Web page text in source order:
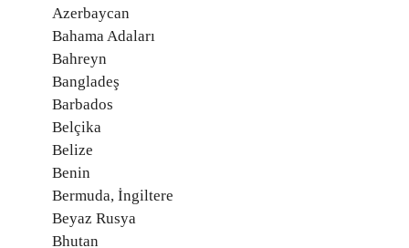
Azerbaycan
Bahama Adaları
Bahreyn
Bangladeş
Barbados
Belçika
Belize
Benin
Bermuda, İngiltere
Beyaz Rusya
Bhutan